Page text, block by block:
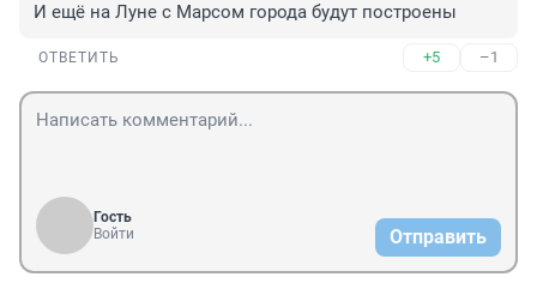
И ещё на Луне с Марсом города будут построены
ОТВЕТИТЬ +5 –1
Гость
Войти
Отправить